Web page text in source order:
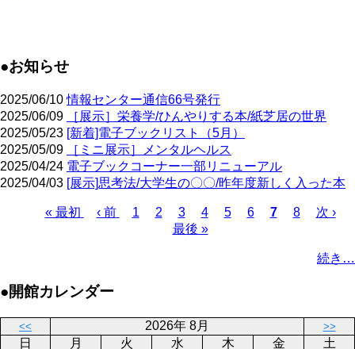
●お知らせ
2025/06/10 情報センター通信66号発行
2025/06/09
［展示］栄養学/ひんやりする本/紙芝居の世界
2025/05/23 [新着]電子ブックリスト（5月）
2025/05/09
［ミニ展示］メンタルヘルス
2025/04/24 電子ブックコーナー一部リニューアル
2025/04/03 [展示]思考法/大学生の〇〇/昨年度新しく入った本
り
先
« 最初
前
‹ 前 Page
1 Page
2 Page
3 Page
4 Page
5 Page
6
カ
7 Page
8
次
ジ
次 ›
最後 »
続き…
●開館カレンダー
<< 2026年 8月 >>
日 月 火 水 木 金 土